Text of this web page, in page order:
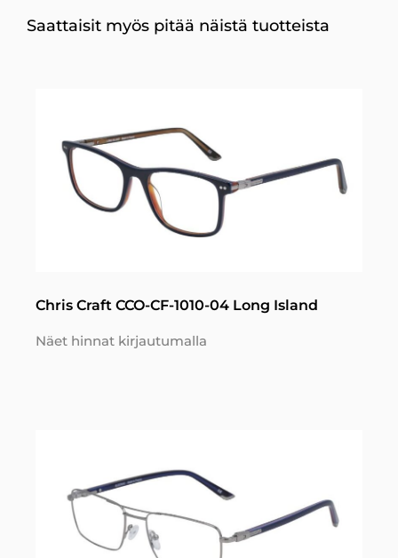
Saattaisit myös pitää näistä tuotteista
Chris Craft CCO-CF-1010-04 Long Island
Näet hinnat kirjautumalla